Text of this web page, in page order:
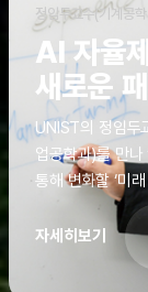
정임두교수(기계공
AI 자율
새로운
UNIST의 정임두
업공학과)를 만나
통해 변화할 ‘미
자세히보기